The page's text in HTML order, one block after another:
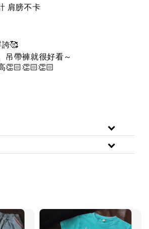
肩膀不卡
🥰
吊帶褲就很好看～
👏🏻👏🏻👏🏻